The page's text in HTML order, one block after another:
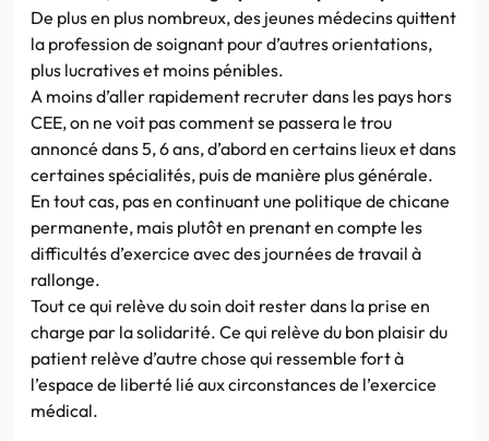
De plus en plus nombreux, des jeunes médecins quittent
la profession de soignant pour d’autres orientations,
plus lucratives et moins pénibles.
A moins d’aller rapidement recruter dans les pays hors
CEE, on ne voit pas comment se passera le trou
annoncé dans 5, 6 ans, d’abord en certains lieux et dans
certaines spécialités, puis de manière plus générale.
En tout cas, pas en continuant une politique de chicane
permanente, mais plutôt en prenant en compte les
difficultés d’exercice avec des journées de travail à
rallonge.
Tout ce qui relève du soin doit rester dans la prise en
charge par la solidarité. Ce qui relève du bon plaisir du
patient relève d’autre chose qui ressemble fort à
l’espace de liberté lié aux circonstances de l’exercice
médical.